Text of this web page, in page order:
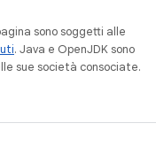
sono soggetti alle
. Java e OpenJDK sono
sue società consociate.